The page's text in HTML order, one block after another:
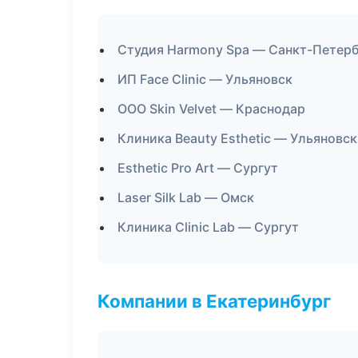
Студия Harmony Spa — Санкт-
ИП Face Clinic — Ульяновск
ООО Skin Velvet — Краснодар
Клиника Beauty Esthetic — Ульяновск
Esthetic Pro Art — Сургут
Laser Silk Lab — Омск
Клиника Clinic Lab — Сургут
Компании в Екатеринбург